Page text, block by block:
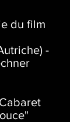
du film
-